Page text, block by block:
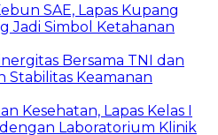
SAE, Lapas Kupang
Jadi Simbol Ketahanan
Bersama TNI dan
Keamanan
Kesehatan, Lapas Kelas I
Laboratorium Klinik